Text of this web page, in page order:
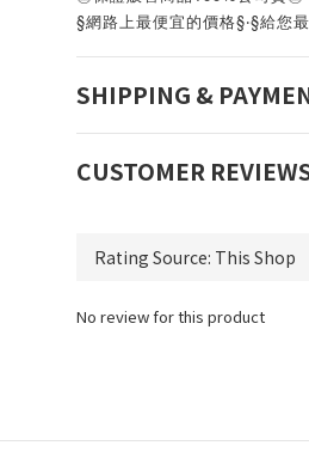
§網路上最便宜的價格§‧§給您
SHIPPING &
CUSTOMER
No review for this product